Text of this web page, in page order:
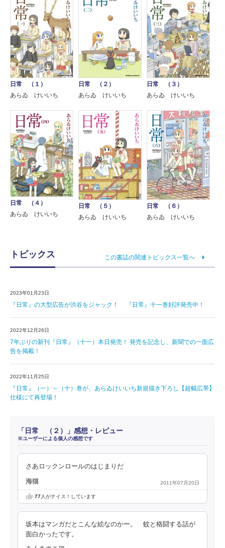
日常 （１）
あらゐ けいいち
日常 （２）
あらゐ けいいち
日常 （３）
あらゐ けいいち
日常 （４）
あらゐ けいいち
日常 （５）
あらゐ けいいち
日常 （６）
あらゐ けいいち
トピックス この書誌の関連トピックス一覧へ
2023年01月23日
『日常』の大型広告が渋谷をジャック！ 『日常』十一巻好評発売中！
2022年12月26日
7年ぶりの新刊『日常』（十一）本日発売！ 発売を記念し、新聞での一面広
告を掲載！
2022年11月25日
『日常』（一）～（十）巻が、あらゐけいいち新規描き下ろし【超幅広帯】
仕様にて再登場！
「日常 （２）」感想・レビュー
※ユーザーによる個人の感想です
さあロックンロールのはじまりだ
海猫 2011年07月20日
77人がナイス！しています
坂本はマンガだとこんな絵なのかー。 蚊と格闘する話が
面白かったです。